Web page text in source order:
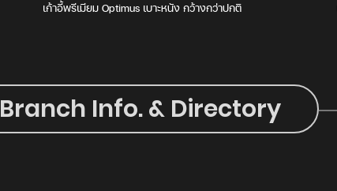
เก้าอี้พรีเมียม Optimus เบาะหนัง กว้างกว่าปกติ
Branch Info. & Directory